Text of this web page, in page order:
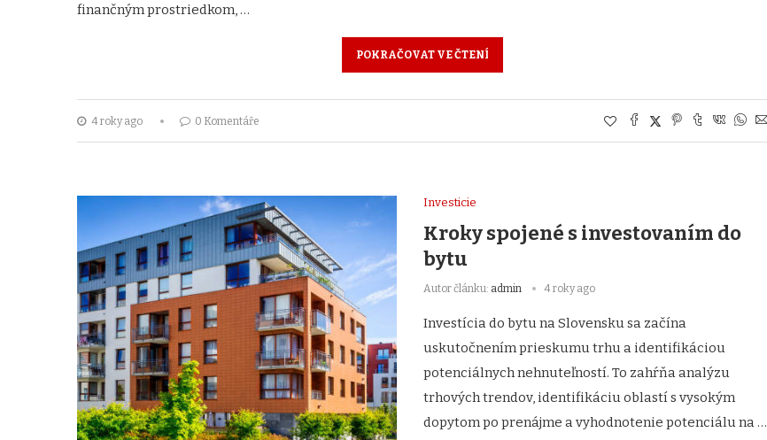
finančným prostriedkom, …
POKRAČOVAT VE ČTENÍ
4 roky ago 0 Komentáře
Investicie
Kroky spojené s investovaním do
bytu
Autor článku: admin 4 roky ago
Investícia do bytu na Slovensku sa začína
uskutočnením prieskumu trhu a identifikáciou
potenciálnych nehnuteľností. To zahŕňa analýzu
trhových trendov, identifikáciu oblastí s vysokým
dopytom po prenájme a vyhodnotenie potenciálu na …